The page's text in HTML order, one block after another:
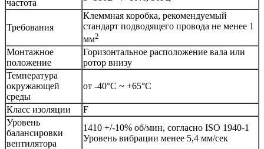
частота
Требования
Клеммная коробка, рекомендуемый
стандарт подводящего провода не менее 1
мм2
Монтажное
положение
Горизонтальное расположение вала или
ротор внизу
Температура
окружающей
среды
от -40°С ~ +65°С
Класс изоляции
F
Уровень
балансировки
вентилятора
1410 +/-10% об/мин, согласно ISO 1940-1
Уровень вибрации менее 5,4 мм/сек